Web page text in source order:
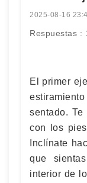
2025-08-16
Respuestas :
El primer
sentado.
con los
Inclínate
que
interior de